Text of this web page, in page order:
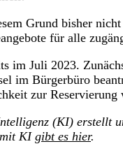
Grund bisher
für alle
im Juli 2023.
im Bürgerbüro
zur Reservierung
(KI) erstellt
KI gibt es hier.